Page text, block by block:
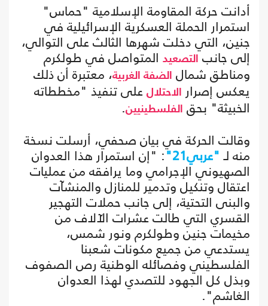
أدانت حركة المقاومة الإسلامية "حماس"
استمرار الحملة العسكرية الإسرائيلية في
جنين، التي دخلت شهرها الثالث على التوالي،
إلى جانب التصعيد المتواصل في طولكرم
ومناطق شمال
الضفة الغربية، معتبرة أن ذلك
يعكس إصرار
الاحتلال على تنفيذ "مخططاته
الخبيثة" بحق
الفلسطينيين.
وقالت الحركة في بيان صحفي، أرسلت نسخة
منه لـ "عربي21" : "إن استمرار هذا العدوان
الصهيوني الإجرامي وما يرافقه من عمليات
اعتقال وتنكيل وتدمير للمنازل والمنشآت
والبنى التحتية، إلى جانب حملات التهجير
القسري التي طالت عشرات الآلاف من
مخيمات جنين وطولكرم ونور شمس،
يستدعي من جميع مكونات شعبنا
الفلسطيني وفصائله الوطنية رص الصفوف
وبذل كل الجهود للتصدي لهذا العدوان
الغاشم".